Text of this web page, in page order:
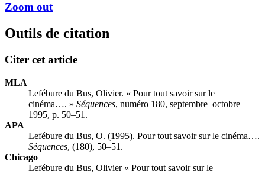
Zoom out
Outils de citation
Citer cet article
MLA
Lefébure du Bus, Olivier. « Pour tout savoir sur le
cinéma…. » Séquences, numéro 180, septembre–octobre
1995, p. 50–51.
APA
Lefébure du Bus, O. (1995). Pour tout savoir sur le cinéma….
Séquences, (180), 50–51.
Chicago
Lefébure du Bus, Olivier « Pour tout savoir sur le